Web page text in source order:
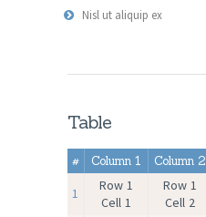
Nisl ut aliquip ex
Table
# Column 1 Column 2
1
Row 1
Cell 1
Row 1
Cell 2